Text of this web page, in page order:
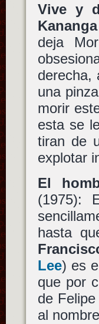
Vive y
Kananga
deja
derecha,
una
morir
esta se
tiran de
explotar
El
(1975):
hasta
Lee) es
que por
de
al